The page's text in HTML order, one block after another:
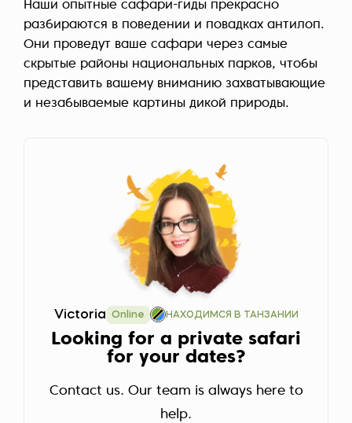
Наши опытные сафари-гиды прекрасно
разбираются в поведении и повадках антилоп.
Они проведут ваше сафари через самые
скрытые районы национальных парков, чтобы
представить вашему вниманию захватывающие
и незабываемые картины дикой природы.
Victoria Online НАХОДИМСЯ В ТАНЗАНИИ
Looking for a private safari
for your dates?
Contact us. Our team is always here to
help.